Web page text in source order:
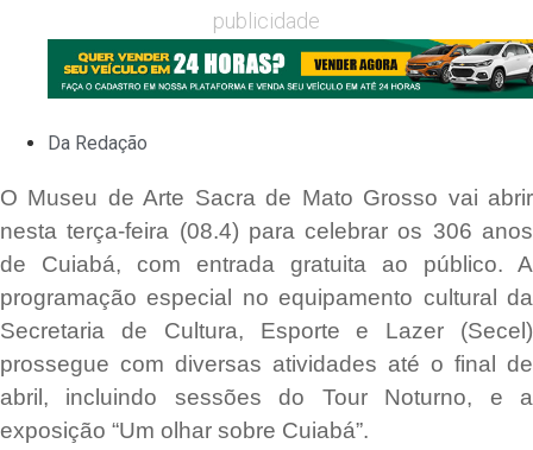
publicidade
Da Redação
O Museu de Arte Sacra de Mato Grosso vai abrir
nesta terça-feira (08.4) para celebrar os 306 anos
de Cuiabá, com entrada gratuita ao público. A
programação especial no equipamento cultural da
Secretaria de Cultura, Esporte e Lazer (Secel)
prossegue com diversas atividades até o final de
abril, incluindo sessões do Tour Noturno, e a
exposição “Um olhar sobre Cuiabá”.